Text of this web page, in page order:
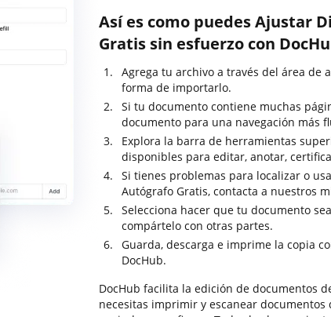
Así es como puedes Ajustar
Gratis sin esfuerzo con
Agrega tu archivo a través del área de
forma de importarlo.
Si tu documento contiene muchas
documento para una navegación más
Explora la barra de herramientas
disponibles para editar, anotar,
Si tienes problemas para localizar o
Autógrafo Gratis, contacta a nuestros
Selecciona hacer que tu documento
compártelo con otras partes.
Guarda, descarga e imprime la copia
DocHub.
DocHub facilita la edición de documentos
necesitas imprimir y escanear